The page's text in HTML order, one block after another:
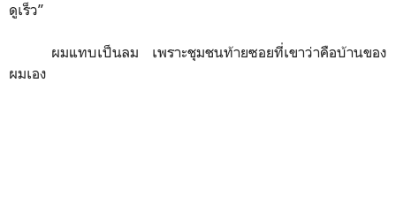
ดูเร็ว”
ผมแทบเป็นลม เพราะชุมชนท้ายซอยที่เขาว่าคือบ้านของ
ผมเอง